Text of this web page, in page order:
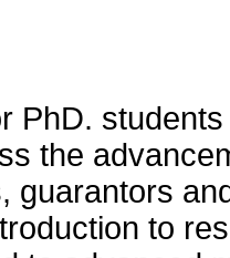
PhD.
the
guarantors
to